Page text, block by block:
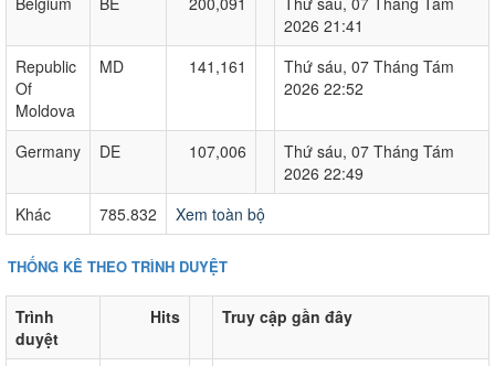
2026 21:41
Republic
Of
Moldova
MD 141,161
Thứ sáu, 07 Tháng Tám
2026 22:52
Germany DE 107,006
Thứ sáu, 07 Tháng Tám
2026 22:49
Khác
785.832 Xem toàn bộ
THỐNG KÊ THEO TRÌNH DUYỆT
Trình
duyệt
Hits Truy cập gần đây